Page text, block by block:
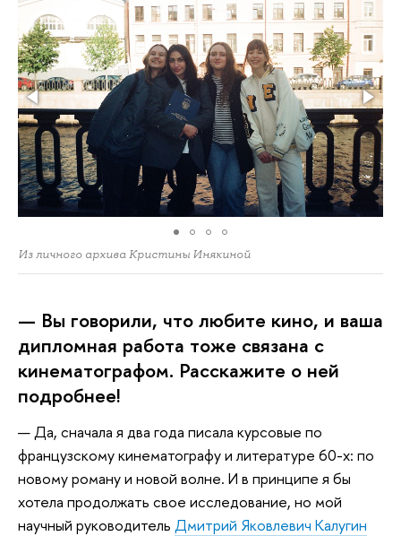
Из личного архива Кристины Инякиной
— Вы говорили, что любите кино, и ваша
дипломная работа тоже связана с
кинематографом. Расскажите о ней
подробнее!
— Да, сначала я два года писала курсовые по
французскому кинематографу и литературе 60-х: по
новому роману и новой волне. И в принципе я бы
хотела продолжать свое исследование, но мой
научный руководитель Дмитрий Яковлевич Калугин